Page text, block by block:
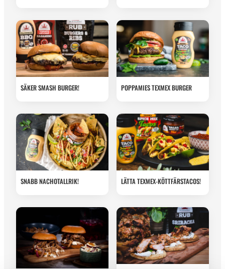
SÄKER SMASH BURGER! POPPAMIES TEXMEX BURGER
SNABB NACHOTALLRIK! LÄTTA TEXMEX-KÖTTFÄRSTACOS!